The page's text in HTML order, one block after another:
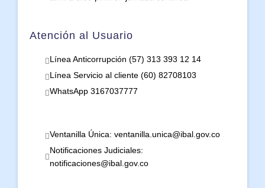
Atención al Usuario
Línea Anticorrupción (57) 313 393 12 14
Línea Servicio al cliente (60) 82708103
WhatsApp 3167037777
Ventanilla Única: ventanilla.unica@ibal.gov.co
Notificaciones Judiciales:
notificaciones@ibal.gov.co